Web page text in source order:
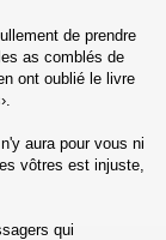
de prendre
as comblés de
ont oublié le livre
aura pour vous ni
vôtres est injuste,
qui